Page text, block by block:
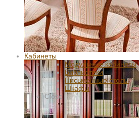
Кабинеты
Модульные кабинеты
Библиотеки
Письменные столы
Шкафы
Close